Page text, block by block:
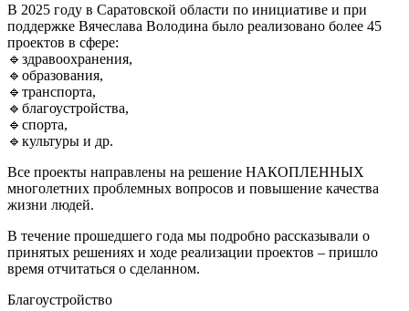
В 2025 году в Саратовской области по инициативе и при
поддержке Вячеслава Володина было реализовано более 45
проектов в сфере:
🔹здравоохранения,
🔹образования,
🔹транспорта,
🔹благоустройства,
🔹спорта,
🔹культуры и др.
Все проекты направлены на решение НАКОПЛЕННЫХ
многолетних проблемных вопросов и повышение качества
жизни людей.
В течение прошедшего года мы подробно рассказывали о
принятых решениях и ходе реализации проектов – пришло
время отчитаться о сделанном.
Благоустройство